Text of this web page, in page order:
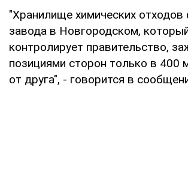
"Хранилище химических отходов
завода в Новгородском,
контролирует правительство,
позициями сторон только в 400
от друга", - говорится в